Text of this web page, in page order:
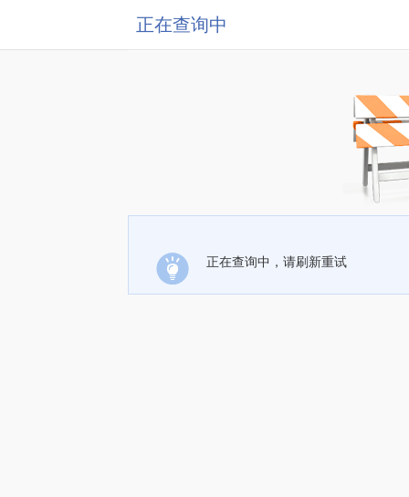
正在查询中
正在查询中，请刷新重试